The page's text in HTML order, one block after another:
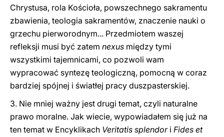
Chrystusa, rola Kościoła, powszechnego sakramentu
zbawienia, teologia sakramentów, znaczenie nauki o
grzechu pierworodnym... Przedmiotem waszej
refleksji musi być zatem nexus między tymi
wszystkimi tajemnicami, co pozwoli wam
wypracować syntezę teologiczną, pomocną w coraz
bardziej spójnej i światłej pracy duszpasterskiej.
3. Nie mniej ważny jest drugi temat, czyli naturalne
prawo moralne. Jak wiecie, wypowiadałem się już na
ten temat w Encyklikach Veritatis splendori Fides et